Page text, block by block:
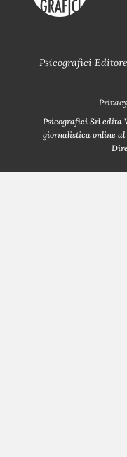
Psicografici
Psicografici Srl edita
giornalistica online al